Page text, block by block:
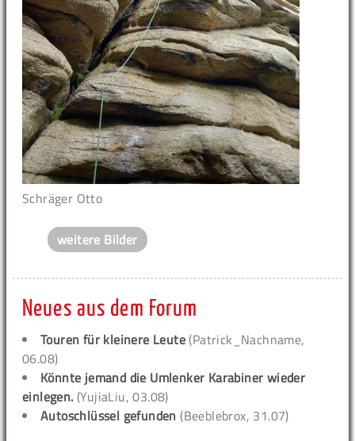
Schräger Otto
weitere Bilder
Neues aus dem Forum
Touren für kleinere Leute (Patrick_Nachname,
06.08)
Könnte jemand die Umlenker Karabiner wieder
einlegen. (YujiaLiu, 03.08)
Autoschlüssel gefunden (Beeblebrox, 31.07)